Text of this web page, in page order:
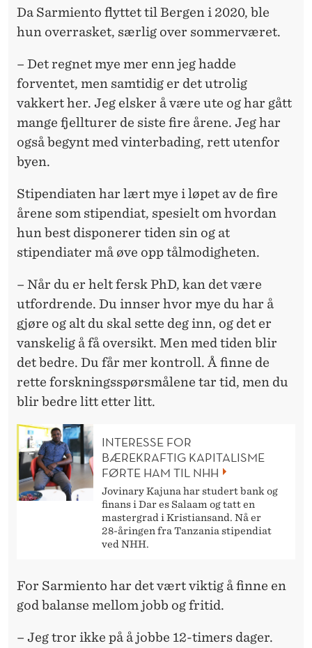
Da Sarmiento flyttet til Bergen i 2020, ble
hun overrasket, særlig over sommerværet.
– Det regnet mye mer enn jeg hadde
forventet, men samtidig er det utrolig
vakkert her. Jeg elsker å være ute og har gått
mange fjellturer de siste fire årene. Jeg har
også begynt med vinterbading, rett utenfor
byen.
Stipendiaten har lært mye i løpet av de fire
årene som stipendiat, spesielt om hvordan
hun best disponerer tiden sin og at
stipendiater må øve opp tålmodigheten.
– Når du er helt fersk PhD, kan det være
utfordrende. Du innser hvor mye du har å
gjøre og alt du skal sette deg inn, og det er
vanskelig å få oversikt. Men med tiden blir
det bedre. Du får mer kontroll. Å finne de
rette forskningsspørsmålene tar tid, men du
blir bedre litt etter litt.
INTERESSE FOR
BÆREKRAFTIG KAPITALISME
FØRTE HAM TIL NHH
Jovinary Kajuna har studert bank og
finans i Dar es Salaam og tatt en
mastergrad i Kristiansand. Nå er
28-åringen fra Tanzania stipendiat
ved NHH.
For Sarmiento har det vært viktig å finne en
god balanse mellom jobb og fritid.
– Jeg tror ikke på å jobbe 12-timers dager.